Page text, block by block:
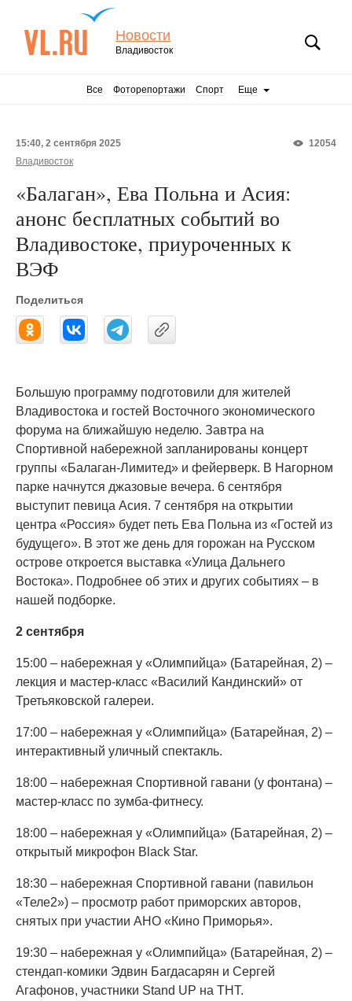
Новости
Владивосток
Все Фоторепортажи Спорт Еще
12054
15:40, 2 сентября 2025
Владивосток
«Балаган», Ева Польна и Асия:
анонс бесплатных событий во
Владивостоке, приуроченных к
ВЭФ
Поделиться
Большую программу подготовили для жителей
Владивостока и гостей Восточного экономического
форума на ближайшую неделю. Завтра на
Спортивной набережной запланированы концерт
группы «Балаган-Лимитед» и фейерверк. В Нагорном
парке начнутся джазовые вечера. 6 сентября
выступит певица Асия. 7 сентября на открытии
центра «Россия» будет петь Ева Польна из «Гостей из
будущего». В этот же день для горожан на Русском
острове откроется выставка «Улица Дальнего
Востока». Подробнее об этих и других событиях – в
нашей подборке.
2 сентября
15:00 – набережная у «Олимпийца» (Батарейная, 2) –
лекция и мастер-класс «Василий Кандинский» от
Третьяковской галереи.
17:00 – набережная у «Олимпийца» (Батарейная, 2) –
интерактивный уличный спектакль.
18:00 – набережная Спортивной гавани (у фонтана) –
мастер-класс по зумба-фитнесу.
18:00 – набережная у «Олимпийца» (Батарейная, 2) –
открытый микрофон Black Star.
18:30 – набережная Спортивной гавани (павильон
«Теле2») – просмотр работ приморских авторов,
снятых при участии АНО «Кино Приморья».
19:30 – набережная у «Олимпийца» (Батарейная, 2) –
стендап-комики Эдвин Багдасарян и Сергей
Агафонов, участники Stand UP на ТНТ.